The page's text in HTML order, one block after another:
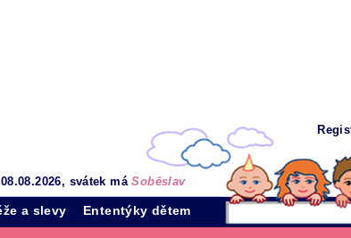
svátek máSoběslav
a slevy Ententýky dětem